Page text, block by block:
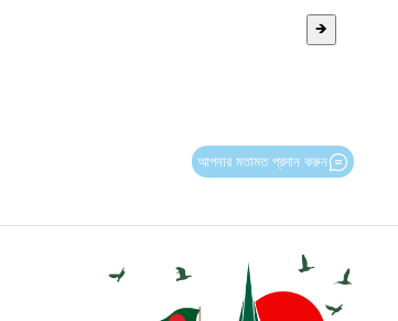
🡺
আপনার মতামত প্রদান করুন